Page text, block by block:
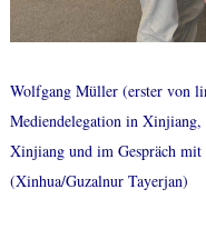
Wolfgang Müller (erster von
Mediendelegation in
Xinjiang und im Gespräch
(Xinhua/Guzalnur Tayerjan)